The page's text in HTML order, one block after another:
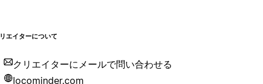
エイターについて
クリエイターにメールで問い合わせる
locominder.com